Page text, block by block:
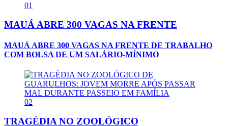
01
MAUÁ ABRE 300 VAGAS NA FRENTE
MAUÁ ABRE 300 VAGAS NA FRENTE DE TRABALHO
COM BOLSA DE UM SALÁRIO-MÍNIMO
02
TRAGÉDIA NO ZOOLÓGICO